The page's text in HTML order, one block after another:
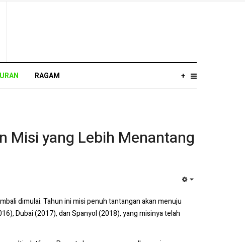
RAGAM +
Misi yang Lebih Menantang
dimulai. Tahun ini misi penuh tantangan akan menuju
Dubai (2017), dan Spanyol (2018), yang misinya telah